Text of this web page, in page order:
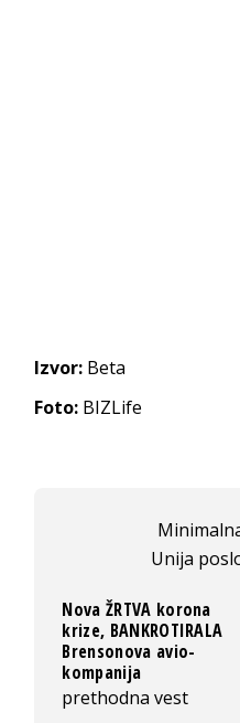
Izvor: Beta
Foto: BIZLife
Unija
Nova ŽRTVA korona
krize, BANKROTIRALA
Brensonova avio-
kompanija
prethodna vest